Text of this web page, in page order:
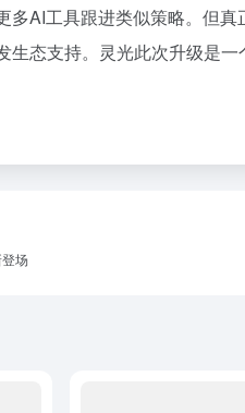
多AI工具跟进类似策略。但
生态支持。灵光此次升级是
场